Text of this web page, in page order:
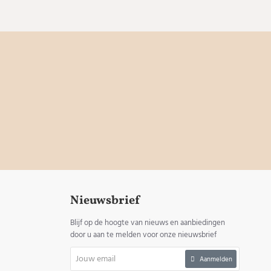
Nieuwsbrief
Blijf op de hoogte van nieuws en aanbiedingen
door u aan te melden voor onze nieuwsbrief
email
Aanmelden